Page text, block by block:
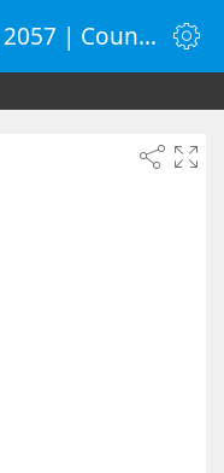
Wann ist Palmsonntag 2057 | Countdown-Timer | WebUhr.de